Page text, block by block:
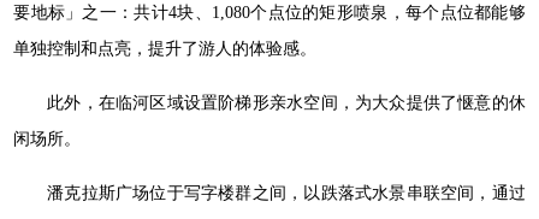
要地标」之一：共计4块、1,080个点位的矩形喷泉，每个点位都能够
单独控制和点亮，提升了游人的体验感。
此外，在临河区域设置阶梯形亲水空间，为大众提供了惬意的休
闲场所。
潘克拉斯广场位于写字楼群之间，以跌落式水景串联空间，通过